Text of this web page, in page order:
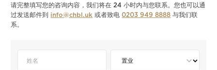
请完整填写您的咨询内容，我们将在 24 小时内与您联系。您也可以通
过发送邮件到 info@chbl.uk 或者致电0203 949 8888 与我们联
系。